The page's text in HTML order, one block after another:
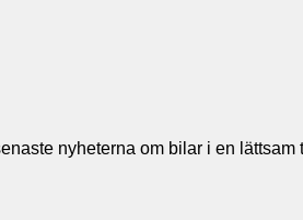
nyheterna om bilar i en